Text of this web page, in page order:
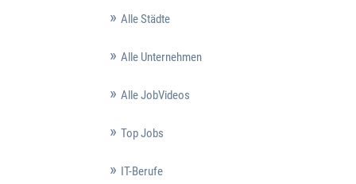
Alle Städte
Alle Unternehmen
Alle JobVideos
Top Jobs
IT-Berufe